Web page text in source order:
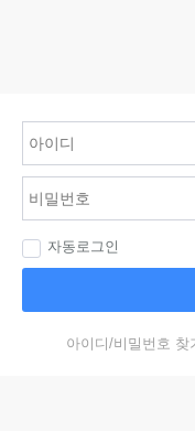
자동로그인
아이디/비밀번호 찾